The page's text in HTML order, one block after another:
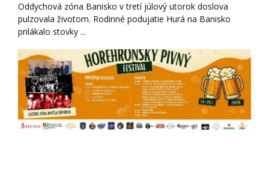
Oddychová zóna Banisko v tretí júlový utorok doslova
pulzovala životom. Rodinné podujatie Hurá na Banisko
prilákalo stovky ...